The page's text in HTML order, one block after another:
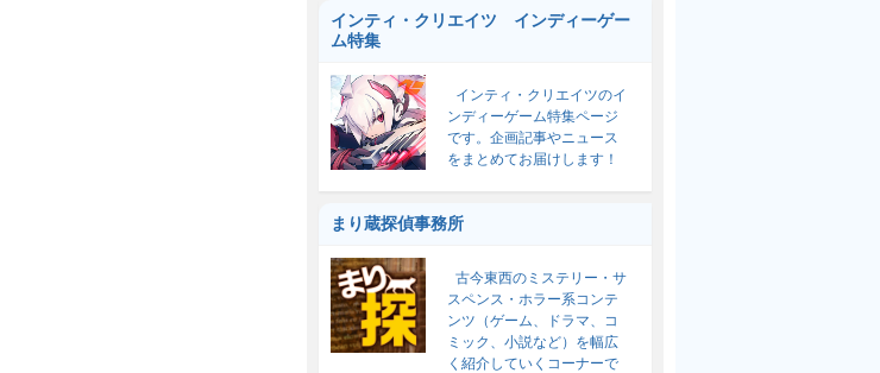
インティ・クリエイツ インディーゲー
ム特集
インティ・クリエイツのイ
ンディーゲーム特集ページ
です。企画記事やニュース
をまとめてお届けします！
まり蔵探偵事務所
古今東西のミステリー・サ
スペンス・ホラー系コンテ
ンツ（ゲーム、ドラマ、コ
ミック、小説など）を幅広
く紹介していくコーナーで